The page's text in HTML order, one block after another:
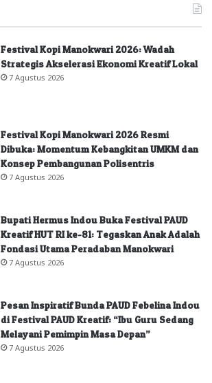
Festival Kopi Manokwari 2026: Wadah
Strategis Akselerasi Ekonomi Kreatif Lokal
7 Agustus 2026
Festival Kopi Manokwari 2026 Resmi
Dibuka: Momentum Kebangkitan UMKM dan
Konsep Pembangunan Polisentris
7 Agustus 2026
Bupati Hermus Indou Buka Festival PAUD
Kreatif HUT RI ke-81: Tegaskan Anak Adalah
Fondasi Utama Peradaban Manokwari
7 Agustus 2026
Pesan Inspiratif Bunda PAUD Febelina Indou
di Festival PAUD Kreatif: “Ibu Guru Sedang
Melayani Pemimpin Masa Depan”
7 Agustus 2026